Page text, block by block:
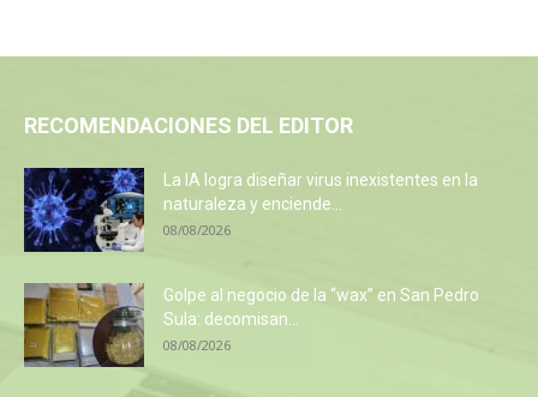
RECOMENDACIONES DEL EDITOR
La IA logra diseñar virus inexistentes en la
naturaleza y enciende...
08/08/2026
Golpe al negocio de la “wax” en San Pedro
Sula: decomisan...
08/08/2026